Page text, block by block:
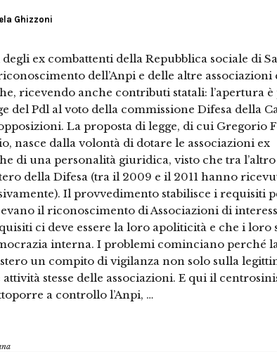
Ghizzoni
ex combattenti della Repubblica sociale di
dell’Anpi e delle altre associazioni
ricevendo anche contributi statali: l’apertura è
del Pdl al voto della commissione Difesa della
La proposta di legge, di cui Gregorio
nasce dalla volontà di dotare le associazioni ex
di una personalità giuridica, visto che tra
della Difesa (tra il 2009 e il 2011 hanno
Il provvedimento stabilisce i requisiti
il riconoscimento di Associazioni di
ci deve essere la loro apoliticità e che i loro
interna. I problemi cominciano perché
un compito di vigilanza non solo sulla
attività stesse delle associazioni. E qui il
a controllo l’Anpi, …